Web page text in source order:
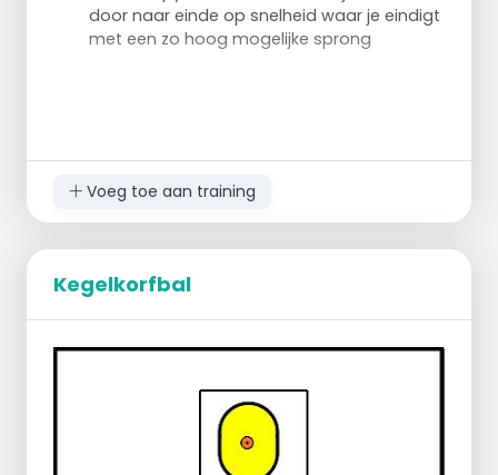
door naar einde op snelheid waar je eindigt
met een zo hoog mogelijke sprong
Voeg toe aan training
Kegelkorfbal